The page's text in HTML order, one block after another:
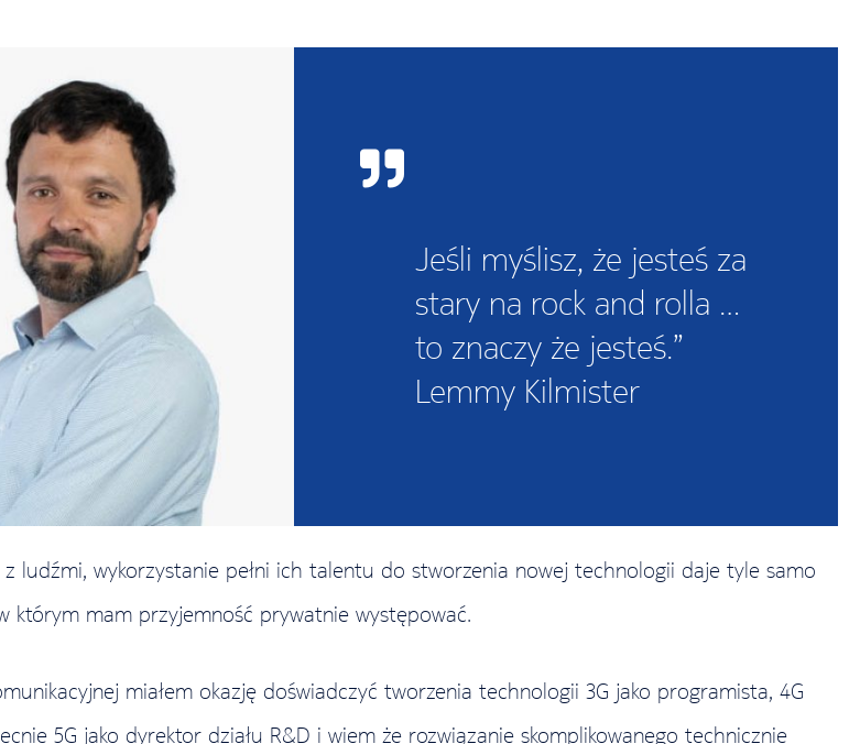
Jeśli myślisz, że jesteś za
stary na rock and rolla …
to znaczy że jesteś.”
Lemmy Kilmister
z ludźmi, wykorzystanie pełni ich talentu do stworzenia nowej technologii daje tyle samo
którym mam przyjemność prywatnie występować.
miałem okazję doświadczyć tworzenia technologii 3G jako programista, 4G
5G jako dyrektor działu R&D i wiem że rozwiązanie skomplikowanego technicznie